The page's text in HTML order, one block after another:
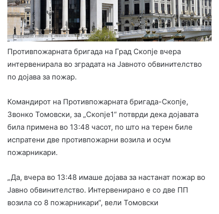
Противпожарната бригада на Град Скопје вчера
интервенирала во зградата на Јавното обвинителство
по дојава за пожар.
Командирот на Противпожарната бригада-Скопје,
Звонко Томовски, за „Скопје1“ потврди дека дојавата
била примена во 13:48 часот, по што на терен биле
испратени две противпожарни возила и осум
пожарникари.
„Да, вчера во 13:48 имаше дојава за настанат пожар во
Јавно обвинителство. Интервенирано е со две ПП
возила со 8 пожарникари“, вели Томовски